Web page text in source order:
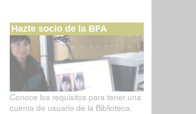
Hazte socio de la BFA
Conoce los requisitos para tener una
cuenta de usuario de la Biblioteca.